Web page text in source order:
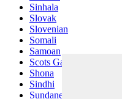
Sinhala
Slovak
Slovenian
Somali
Samoan
Scots Gaelic
Shona
Sindhi
Sundanese